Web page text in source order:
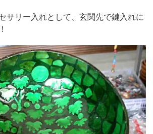
サリー入れとして、玄関先で鍵入れに